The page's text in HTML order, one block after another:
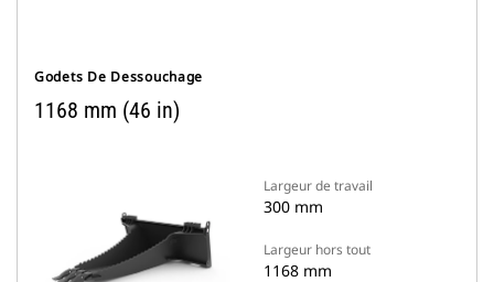
Godets De Dessouchage
1168 mm (46 in)
Largeur de travail
300 mm
Largeur hors tout
1168 mm